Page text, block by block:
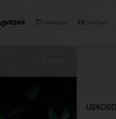
Instagram YouTube
USKORO